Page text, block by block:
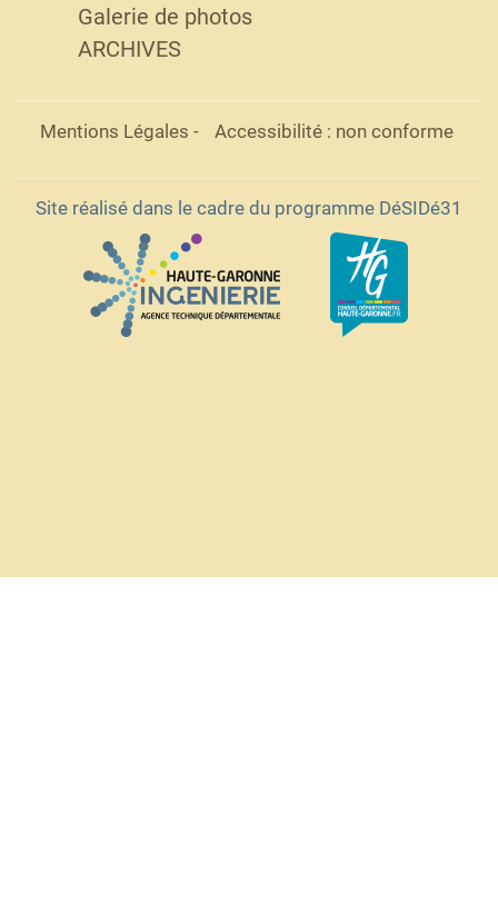
Galerie de photos
ARCHIVES
Mentions Légales - Accessibilité : non conforme
Site réalisé dans le cadre du programme DéSIDé31